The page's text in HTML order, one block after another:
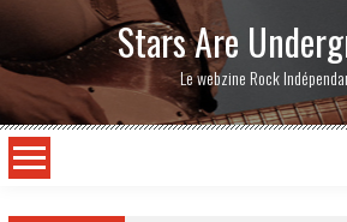
Stars Are
Le webzine Rock